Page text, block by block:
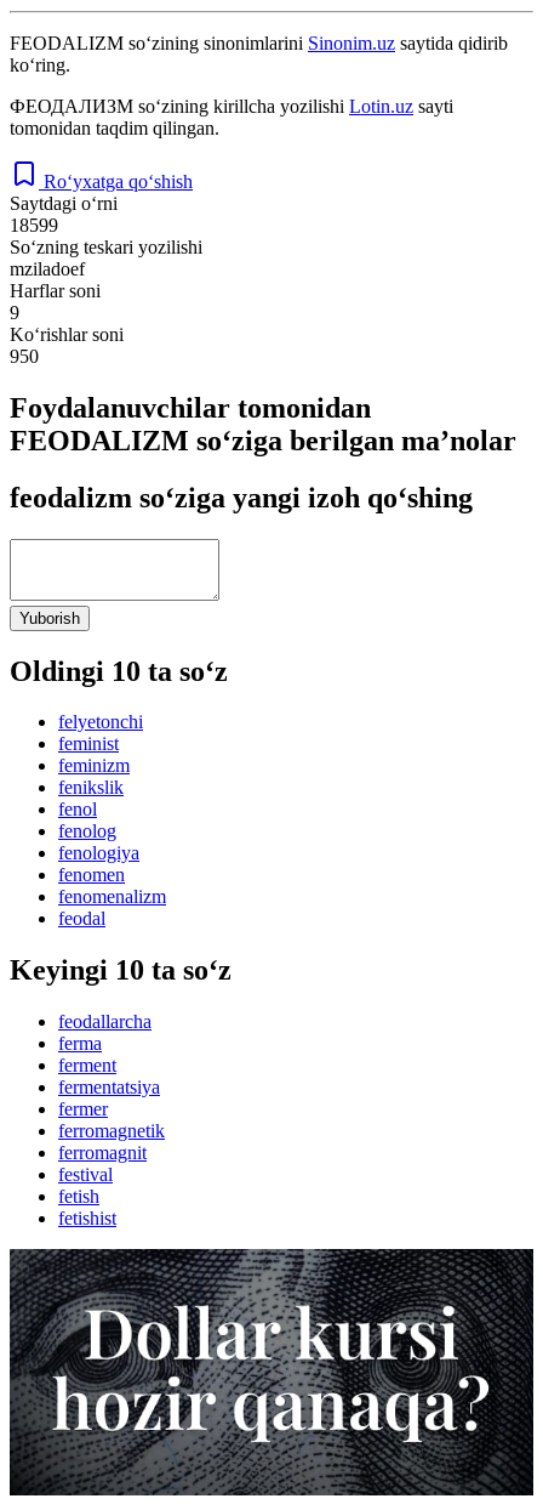
FEODALIZM so‘zining sinonimlarini Sinonim.uz saytida qidirib
ko‘ring.
ФЕОДАЛИЗМ so‘zining kirillcha yozilishi Lotin.uz sayti
tomonidan taqdim qilingan.
Ro‘yxatga qo‘shish
Saytdagi o‘rni
18599
So‘zning teskari yozilishi
mziladoef
Harflar soni
9
Ko‘rishlar soni
950
Foydalanuvchilar tomonidan
FEODALIZM so‘ziga berilgan ma’nolar
feodalizm so‘ziga yangi izoh qo‘shing
Yuborish
Oldingi 10 ta so‘z
felyetonchi
feminist
feminizm
fenikslik
fenol
fenolog
fenologiya
fenomen
fenomenalizm
feodal
Keyingi 10 ta so‘z
feodallarcha
ferma
ferment
fermentatsiya
fermer
ferromagnetik
ferromagnit
festival
fetish
fetishist